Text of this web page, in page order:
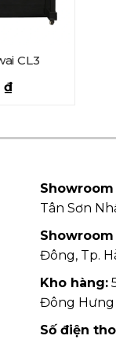
CL3
₫
Showroom
Tân Sơn
Showroom
Đông, Tp.
Kho hàng:
Đông Hưng
Số điện